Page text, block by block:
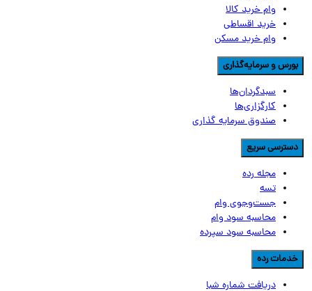
وام خرید کالا
خرید اقساطی
وام خرید مسکن
و سرمایه‌گذاری
سبدگردان‌ها
کارگزاری‌ها
صندوق سرمایه گذاری
سریع
مجله رده
تسه
جست‌وجوی وام
محاسبه سود وام
محاسبه سود سپرده
رده
دریافت شماره شبا